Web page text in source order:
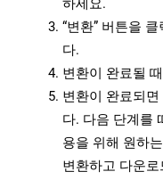
하세요.
“변환” 버튼을
다.
변환이 완료될
변환이 완료되
다. 다음 단계를
용을 위해 원하
변환하고 다운